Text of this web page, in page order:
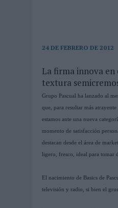
WPP
LA IA
24 DE FEBRERO DE 2012
La firma innova
textura
Grupo Pascual ha lanzado al
que, para resultar más
estamos ante una nueva
momento de satisfacción
destacan desde el área de
ligero, fresco, ideal para tomar
El nacimiento de Basics de
televisión y radio, si bien el